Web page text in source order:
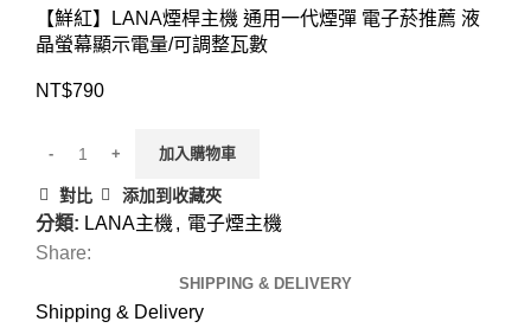
【鮮紅】LANA煙桿主機 通用一代煙彈 電子菸推薦 液
晶螢幕顯示電量/可調整瓦數
NT$790
加入購物車
對比 添加到收藏夾
分類: LANA主機 , 電子煙主機
Share:
SHIPPING & DELIVERY
Shipping & Delivery